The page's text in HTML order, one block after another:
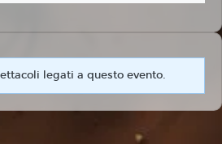
legati a questo evento.